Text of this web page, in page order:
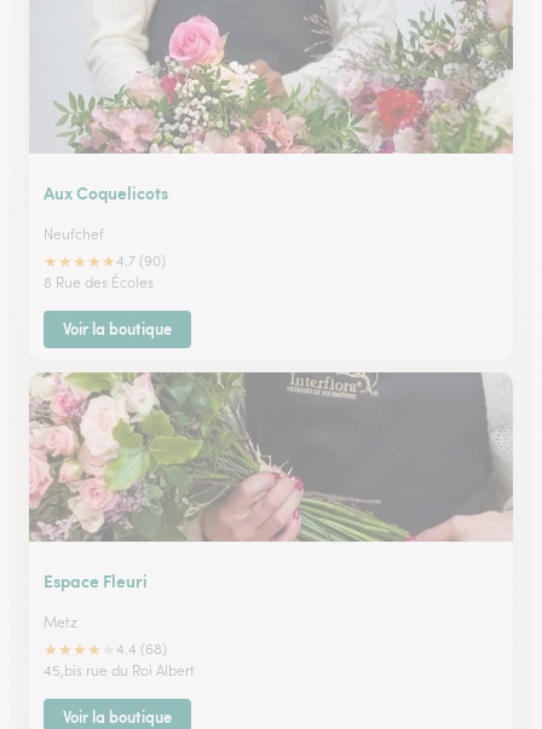
Aux Coquelicots
Neufchef
★★★★★4.7 (90)
8 Rue des Écoles
Voir la boutique
Espace Fleuri
Metz
★★★★
4.4 (68)
45,bis rue du Roi Albert
Voir la boutique